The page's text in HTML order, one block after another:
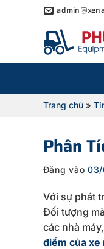
qua
Trang chủ»
Phân
Đăng vào
Với sự phát
Đối tượng
các nhà
điểm của xe